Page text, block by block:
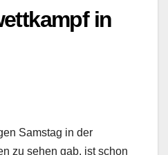
in
Samstag in der
zu sehen gab, ist schon